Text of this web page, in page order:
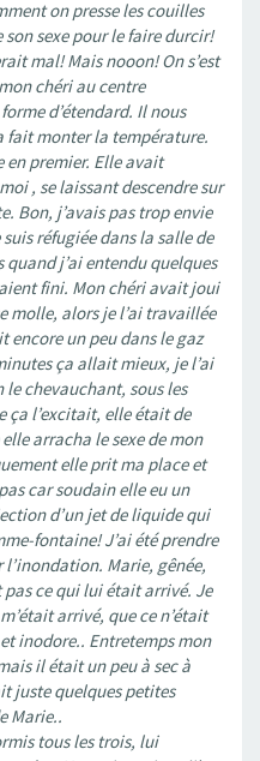
on presse les couilles
son sexe pour le faire durcir!
mal! Mais nooon! On s’est
chéri au centre
d’étendard. Il nous
fait monter la température.
en premier. Elle avait
, se laissant descendre sur
Bon, j’avais pas trop envie
réfugiée dans la salle de
j’ai entendu quelques
fini. Mon chéri avait joui
molle, alors je l’ai travaillée
encore un peu dans le gaz
ça allait mieux, je l’ai
chevauchant, sous les
ça l’excitait, elle était de
arracha le sexe de mon
elle prit ma place et
car soudain elle eu un
d’un jet de liquide qui
fontaine! J’ai été prendre
Marie, gênée,
pas ce qui lui était arrivé. Je
arrivé, que ce n’était
inodore.. Entretemps mon
il était un peu à sec à
juste quelques petites
Marie..
tous les trois, lui